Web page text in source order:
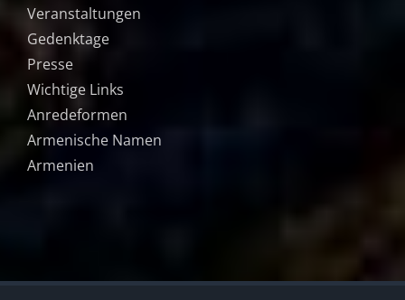
Veranstaltungen
Gedenktage
Presse
Wichtige Links
Anredeformen
Armenische Namen
Armenien